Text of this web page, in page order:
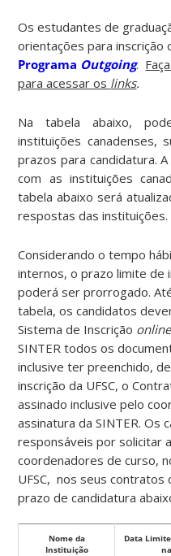
Os estudantes de
orientações para inscrição
Programa Outgoing.
para acessar os links.
Na tabela abaixo,
instituições canadenses,
prazos para candidatura.
com as instituições
tabela abaixo será
respostas das instituições.
Considerando o tempo
internos, o prazo limite de
poderá ser prorrogado.
tabela, os candidatos
Sistema de Inscrição online
SINTER todos os
inclusive ter preenchido,
inscrição da UFSC, o
assinado inclusive pelo
assinatura da SINTER. Os
responsáveis por solicitar
coordenadores de curso,
UFSC, nos seus
prazo de candidatura
Nome da
Instituição
Data